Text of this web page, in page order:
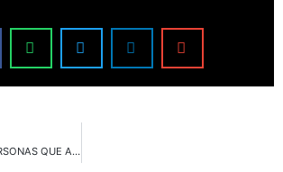
AVISO A LAS PERSONAS QUE ACCEDEN A NUESTRA WEB